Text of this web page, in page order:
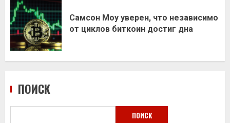
Самсон Моу уверен, что независимо
от циклов биткоин достиг дна
ПОИСК
ПОИСК